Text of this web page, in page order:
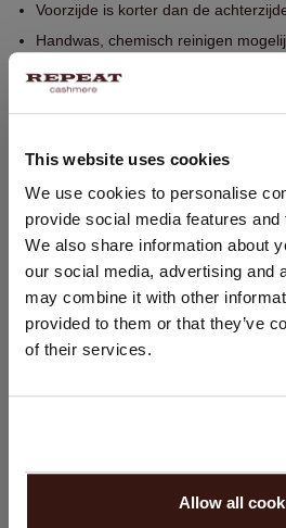
This website uses cookies
We use cookies to personalise
provide social media features
We also share information about
our social media, advertising and
may combine it with other
provided to them or that they’ve
of their services.
Allow all
Voorzijde is korter dan de
Handwas, chemisch reinigen
90% Wol / 10% Organisch
PASVORM
WASVOORSCHRIFT
VERZENDEN & RETOURNEREN
DIT VINDT U
LAND WIJZIGEN
U bezoekt Repeat cashmere vanuit
land wijzigen?
Verenigde Staten ($)
GA